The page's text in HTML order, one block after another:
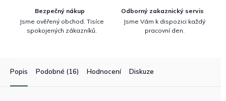
Bezpečný nákup
Jsme ověřený obchod. Tisíce
spokojených zákazníků.
Odborný zakaznický servis
Jsme Vám k dispozici každý
pracovní den.
Popis Podobné (16) Hodnocení Diskuze